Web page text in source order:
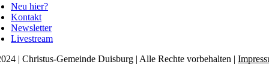
Neu hier?
Kontakt
Newsletter
Livestream
| Christus-Gemeinde Duisburg | Alle Rechte vorbehalten |